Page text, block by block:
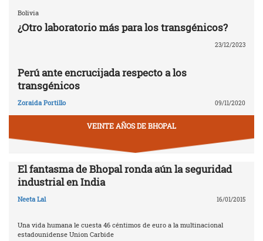
Bolivia
¿Otro laboratorio más para los transgénicos?
23/12/2023
Perú ante encrucijada respecto a los
transgénicos
Zoraida Portillo 09/11/2020
VEINTE AÑOS DE BHOPAL
El fantasma de Bhopal ronda aún la seguridad
industrial en India
Neeta Lal 16/01/2015
Una vida humana le cuesta 46 céntimos de euro a la multinacional
estadounidense Union Carbide